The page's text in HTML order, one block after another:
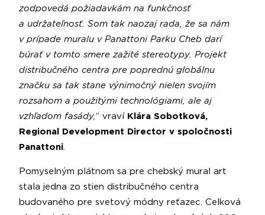
zodpovedá požiadavkám na funkčnosť
a udržateľnosť. Som tak naozaj rada, že sa nám
v prípade muralu v Panattoni Parku Cheb darí
búrať v tomto smere zažité stereotypy. Projekt
distribučného centra pre poprednú globálnu
značku sa tak stane výnimočný nielen svojím
rozsahom a použitými technológiami, ale aj
vzhľadom fasády,“ vraví Klára Sobotková,
Regional Development Director v spoločnosti
Panattoni.
Pomyselným plátnom sa pre chebský mural art
stala jedna zo stien distribučného centra
budovaného pre svetový módny reťazec. Celková